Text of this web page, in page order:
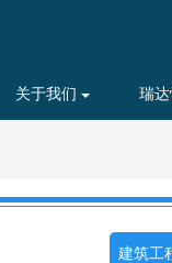
关于我们 瑞
建筑工